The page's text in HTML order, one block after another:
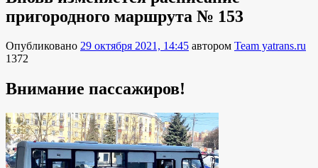
пригородного маршрута № 153
Опубликовано 29 октября 2021, 14:45 автором Team yatrans.ru
1372
Внимание пассажиров!